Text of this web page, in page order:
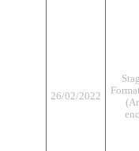
26/02/2022